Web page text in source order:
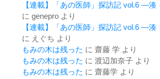
【連載】「あの医師」探訪記 vol.6 ―
に geneproより
【連載】「あの医師」探訪記 vol.6 ―
に えぐち より
もみの木は残った に 齋藤 学 より
もみの木は残った に 渡辺加奈子より
もみの木は残った に 齋藤学 より